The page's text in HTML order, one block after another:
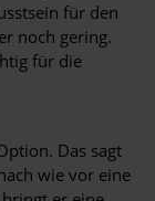
für den
noch gering.
für die
Das sagt
wie vor eine